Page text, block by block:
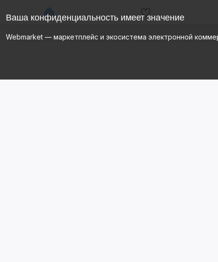
Ваша конфиденциальность имеет значение
Webmarket — маркетплейс и экосистема электронной